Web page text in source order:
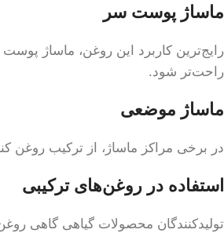
ماساژ پوست سر
رایج‌ترین کاربرد این روغن، ماساژ
راحت‌تر شود.
ماساژ موضعی
در برخی مراکز ماساژ، از ترکیب روغن
استفاده در روغن‌های ترکیبی
تولیدکنندگان محصولات گیاهی گاهی